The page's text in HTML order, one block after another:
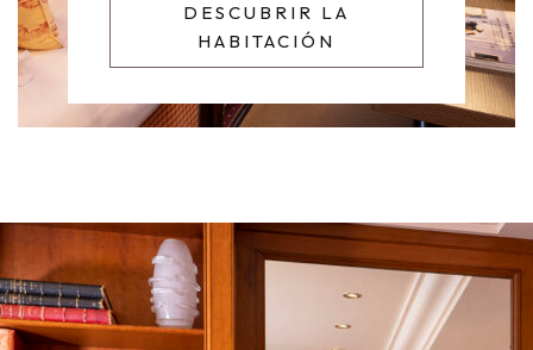
DESCUBRIR LA
HABITACIÓN